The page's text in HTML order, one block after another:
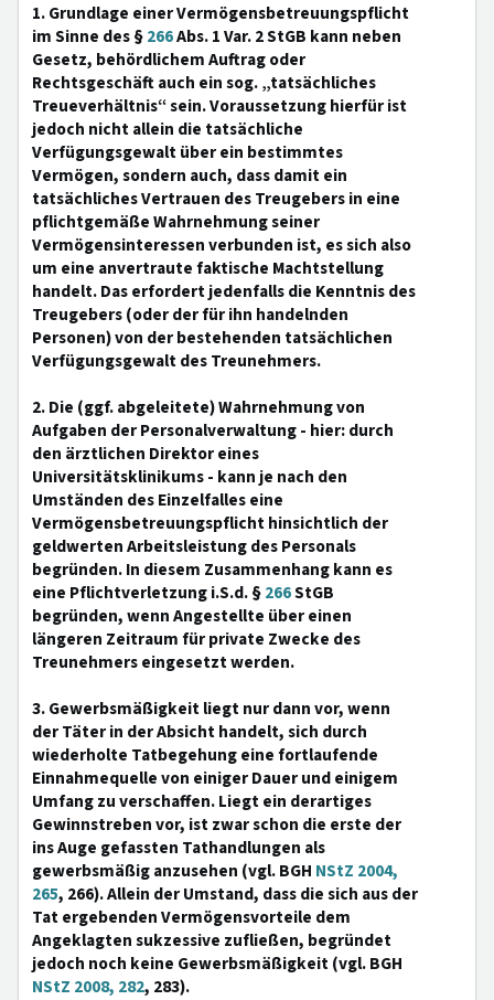
1. Grundlage einer Vermögensbetreuungspflicht
im Sinne des §266Abs. 1 Var. 2 StGB kann neben
Gesetz, behördlichem Auftrag oder
Rechtsgeschäft auch ein sog. „tatsächliches
Treueverhältnis“ sein. Voraussetzung hierfür ist
jedoch nicht allein die tatsächliche
Verfügungsgewalt über ein bestimmtes
Vermögen, sondern auch, dass damit ein
tatsächliches Vertrauen des Treugebers in eine
pflichtgemäße Wahrnehmung seiner
Vermögensinteressen verbunden ist, es sich also
um eine anvertraute faktische Machtstellung
handelt. Das erfordert jedenfalls die Kenntnis des
Treugebers (oder der für ihn handelnden
Personen) von der bestehenden tatsächlichen
Verfügungsgewalt des Treunehmers.
2. Die (ggf. abgeleitete) Wahrnehmung von
Aufgaben der Personalverwaltung - hier: durch
den ärztlichen Direktor eines
Universitätsklinikums - kann je nach den
Umständen des Einzelfalles eine
Vermögensbetreuungspflicht hinsichtlich der
geldwerten Arbeitsleistung des Personals
begründen. In diesem Zusammenhang kann es
eine Pflichtverletzung i.S.d. §266StGB
begründen, wenn Angestellte über einen
längeren Zeitraum für private Zwecke des
Treunehmers eingesetzt werden.
3. Gewerbsmäßigkeit liegt nur dann vor, wenn
der Täter in der Absicht handelt, sich durch
wiederholte Tatbegehung eine fortlaufende
Einnahmequelle von einiger Dauer und einigem
Umfang zu verschaffen. Liegt ein derartiges
Gewinnstreben vor, ist zwar schon die erste der
ins Auge gefassten Tathandlungen als
gewerbsmäßig anzusehen (vgl. BGH NStZ 2004,
265, 266). Allein der Umstand, dass die sich aus der
Tat ergebenden Vermögensvorteile dem
Angeklagten sukzessive zufließen, begründet
jedoch noch keine Gewerbsmäßigkeit (vgl. BGH
NStZ 2008, 282, 283).